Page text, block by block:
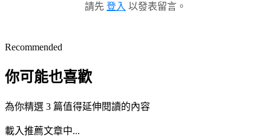
請先 登入 以發表留言。
Recommended
你可能也喜歡
為你精選 3 篇值得延伸閱讀的內容
載入推薦文章中...